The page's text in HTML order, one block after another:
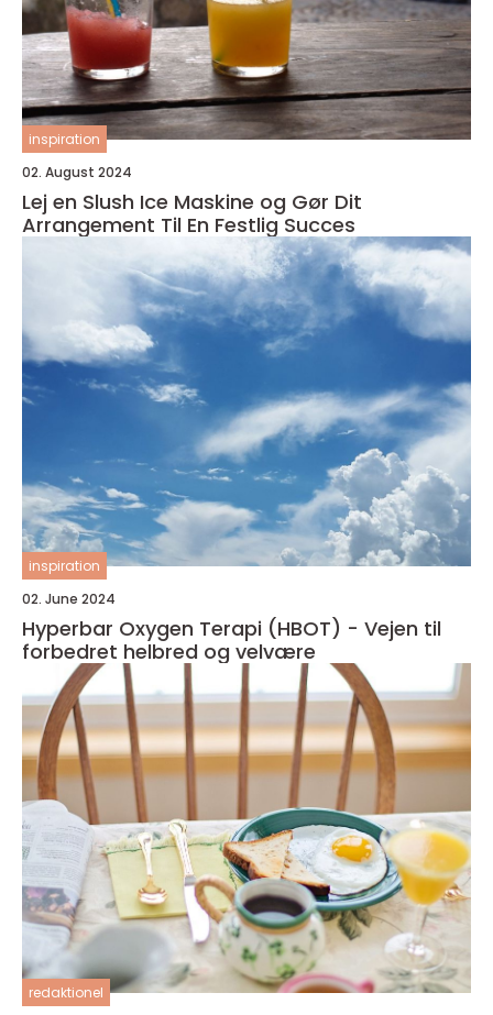
inspiration
02. August 2024
Lej en Slush Ice Maskine og Gør Dit
Arrangement Til En Festlig Succes
inspiration
02. June 2024
Hyperbar Oxygen Terapi (HBOT) - Vejen til
forbedret helbred og velvære
redaktionel